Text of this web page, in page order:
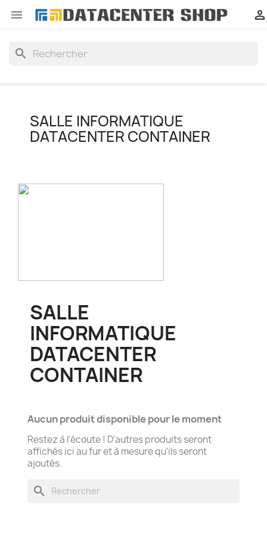
 
search
SALLE INFORMATIQUE
DATACENTER CONTAINER
SALLE
INFORMATIQUE
DATACENTER
CONTAINER
Aucun produit disponible pour le moment
Restez à l'écoute ! D'autres produits seront
affichés ici au fur et à mesure qu'ils seront
ajoutés.
search